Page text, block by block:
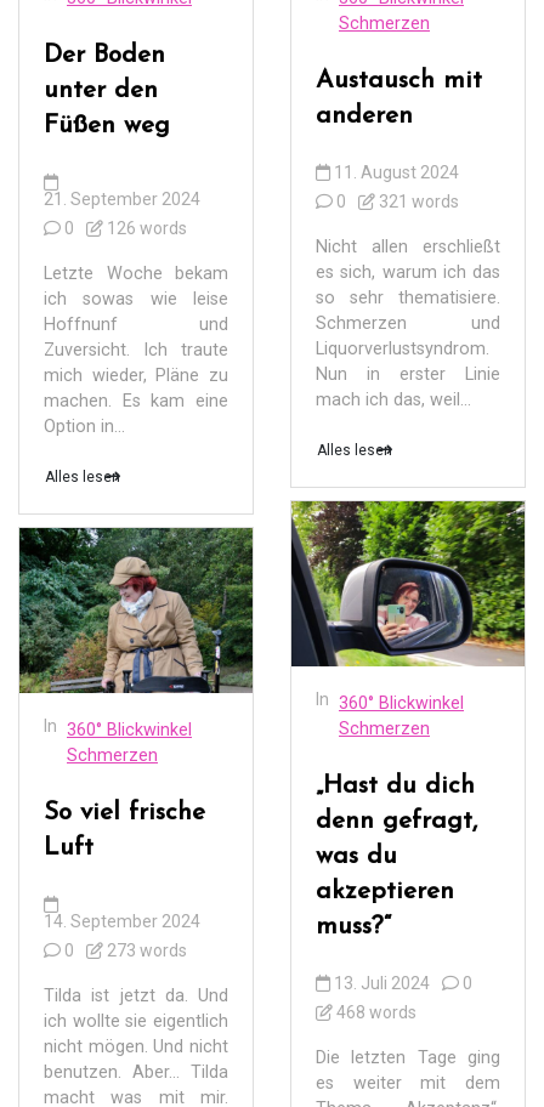
Der Boden
unter den
Füßen weg
21. September 2024
0
126 words
Letzte Woche bekam
ich sowas wie leise
Hoffnunf und
Zuversicht. Ich traute
mich wieder, Pläne zu
machen. Es kam eine
Option in...
Alles lesen
In 360° Blickwinkel
Schmerzen
So viel frische
Luft
14. September 2024
0
273 words
Tilda ist jetzt da. Und
ich wollte sie eigentlich
nicht mögen. Und nicht
benutzen. Aber… Tilda
macht was mit mir.
Schmerzen
Austausch mit
anderen
11. August 2024
0
321 words
Nicht allen erschließt
es sich, warum ich das
so sehr thematisiere.
Schmerzen und
Liquorverlustsyndrom.
Nun in erster Linie
mach ich das, weil...
Alles lesen
In 360° Blickwinkel
Schmerzen
„Hast du dich
denn gefragt,
was du
akzeptieren
muss?“
13. Juli 2024
0
468 words
Die letzten Tage ging
es weiter mit dem